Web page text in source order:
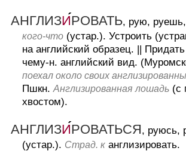
АНГЛИЗИРОВАТЬ, рую, руешь,
кого-что (устар.). Устроить
на английский образец.
чему-н. английский вид.
поехал около своих
Пшкн.Англизированная лошадь (с
хвостом).
АНГЛИЗИРОВАТЬСЯ, руюсь,
(устар.). Страд. к англизировать.